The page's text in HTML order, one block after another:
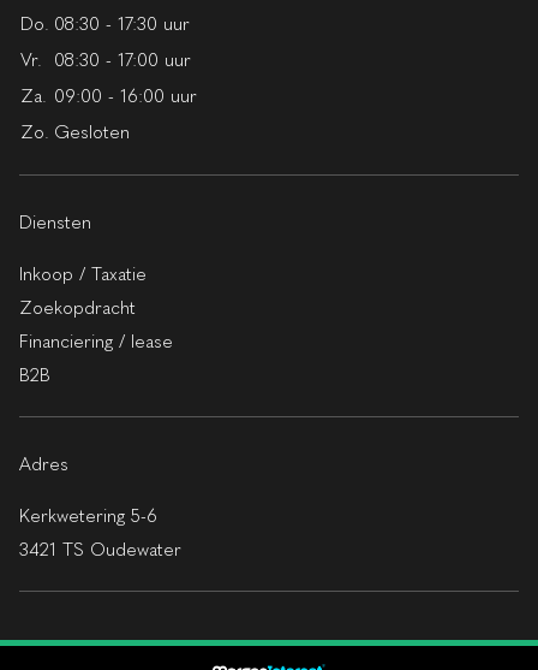
Do. 08:30 - 17:30 uur
Vr.
08:30 - 17:00 uur
Za. 09:00 - 16:00 uur
Zo. Gesloten
Diensten
Inkoop / Taxatie
Zoekopdracht
Financiering / lease
B2B
Adres
Kerkwetering 5-6
3421 TS Oudewater